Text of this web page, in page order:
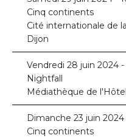
Cinq continents
Cité internationale de
Dijon
Vendredi 28 juin 2024
Nightfall
Médiathèque de
Dimanche 23 juin 2024
Cinq continents